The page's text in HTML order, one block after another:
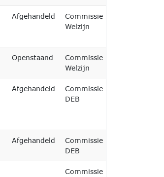
Afgehandeld
Commissie
Welzijn
Openstaand
Commissie
Welzijn
Afgehandeld
Commissie
DEB
Afgehandeld
Commissie
DEB
Commissie